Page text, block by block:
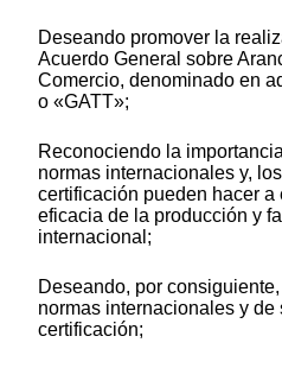
Deseando promover la
Acuerdo General sobre
Comercio, denominado en
o «GATT»;
Reconociendo la
normas internacionales y,
certificación pueden hacer
eficacia de la producción y
internacional;
Deseando, por
normas internacionales y
certificación;